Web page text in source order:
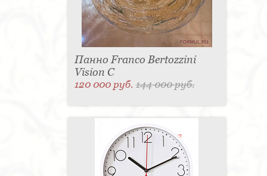
Панно Franco Bertozzini
Vision С
120 000 руб.144 000 руб.